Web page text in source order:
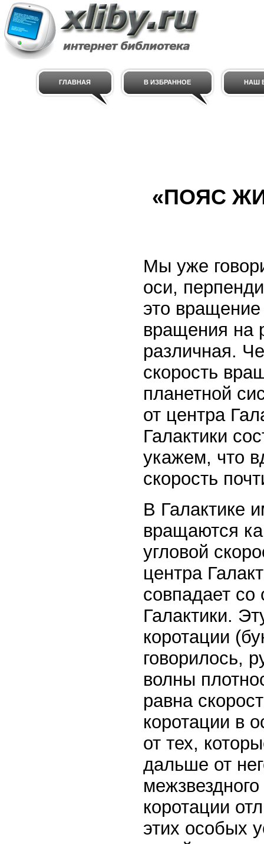
ГЛАВНАЯ В ИЗБРАННОЕ НАШ
«ПОЯС
Мы уже
оси,
это вращение
вращения на
различная.
скорость
планетной
от центра
Галактики
укажем, что
скорость
В Галактике
вращаются
угловой
центра
совпадает
Галактики.
коротации
говорилось,
волны
равна
коротации в
от тех,
дальше от
коротации
этих особых